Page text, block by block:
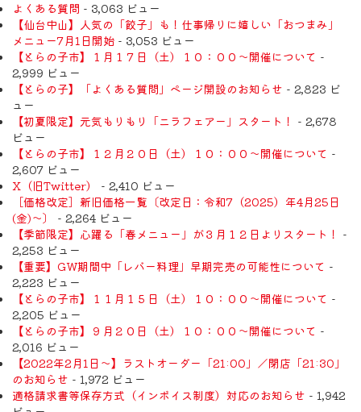
よくある質問 - 3,063 ビュー
【仙台中山】人気の「餃子」も！仕事帰りに嬉しい「おつまみ」
メニュー7月1日開始 - 3,053 ビュー
【とらの子市】１月１７日（土）１０：００～開催について -
2,999 ビュー
【とらの子】「よくある質問」ページ開設のお知らせ - 2,823 ビ
ュー
【初夏限定】元気もりもり「ニラフェアー」スタート！ - 2,678
ビュー
【とらの子市】１２月２０日（土）１０：００～開催について -
2,607 ビュー
X（旧Twitter）
- 2,410 ビュー
［価格改定］新旧価格一覧〔改定日：令和7（2025）年4月25日
(金)〜〕
- 2,264 ビュー
【季節限定】心躍る「春メニュー」が３月１２日よりスタート！ -
2,253 ビュー
【重要】GW期間中「レバー料理」早期完売の可能性について -
2,223 ビュー
【とらの子市】１１月１５日（土）１０：００～開催について -
2,205 ビュー
【とらの子市】９月２０日（土）１０：００～開催について -
2,016 ビュー
【2022年2月1日〜】ラストオーダー「21:00」／閉店「21:30」
のお知らせ - 1,972 ビュー
適格請求書等保存方式（インボイス制度）対応のお知らせ - 1,942